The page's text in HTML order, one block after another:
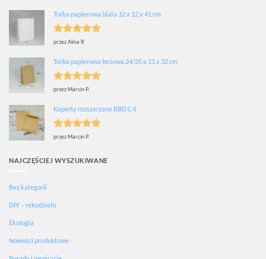
Torba papierowa biała 32 x 12 x 41 cm
Oceniono
przez Alina R
Torba papierowa beżowa 24/25 x 11 x 32 cm
Oceniono
przez Marcin P.
Koperty rozszerzane RBD C4
Oceniono
przez Marcin P.
NAJCZĘŚCIEJ WYSZUKIWANE
Bez kategorii
DIY – rękodzieło
Ekologia
Nowości produktowe